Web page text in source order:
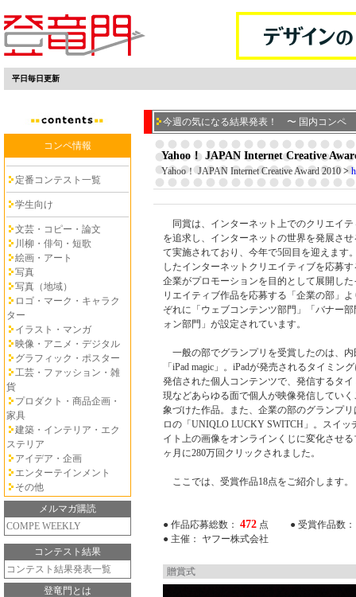
平日毎日更新
今週の気になる結果発表！ 〜 国内コンペ
コンペ情報
定番コンテスト一覧
学生向け
文芸・コピー・論文
川柳・俳句・短歌
絵画・アート
写真
写真（地域）
ロゴ・マーク・キャラク
ター
イラスト・マンガ
映像・アニメ・デジタル
グラフィック・ポスター
工芸・ファッション・雑
貨
プロダクト・商品企画・
家具
建築・インテリア・エク
ステリア
アイデア・企画
エンターテインメント
その他
メルマガ購読
COMPE WEEKLY
コンテスト結果
コンテスト結果発表一覧
登竜門とは
Yahoo！ JAPAN Internet Creative
Yahoo！ JAPAN Internet Creative Award 2010>
同賞は、インターネット上でのクリエイテ
を追求し、インターネットの世界を発展さ
て実施されており、今年で5回目を迎えます
したインターネットクリエイティブを応募
企業がプロモーションを目的として展開し
リエイティブ作品を応募する「企業の部」
ぞれに「ウェブコンテンツ部門」「バナー
ォン部門」が設定されています。
一般の部でグランプリを受賞したのは、内
「iPad magic」。iPadが発売されるタイミン
発信された個人コンテンツで、発信するタ
現などあらゆる面で個人が映像発信してい
象づけた作品。また、企業の部のグランプ
ロの「UNIQLO LUCKY SWITCH」。スイッ
イト上の画像をオンラインくじに変化させ
ヶ月に280万回クリックされました。
ここでは、受賞作品18点をご紹介します。
● 作品応募総数： 472 点 ● 受賞作品数
● 主催： ヤフー株式会社
贈賞式